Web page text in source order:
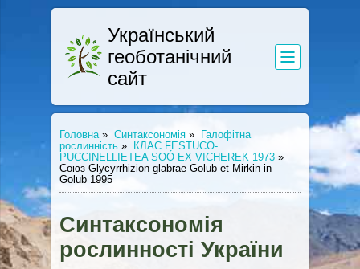
Український
геоботанічний
сайт
Головна » Синтаксономія »
Галофітна
рослинність »
КЛАС FESTUCO-
PUCCINELLIETEA SOÓ EX VICHEREK 1973 »
Союз Glycyrrhizion glabrae Golub et Mirkin in
Golub 1995
Синтаксономія
рослинності України